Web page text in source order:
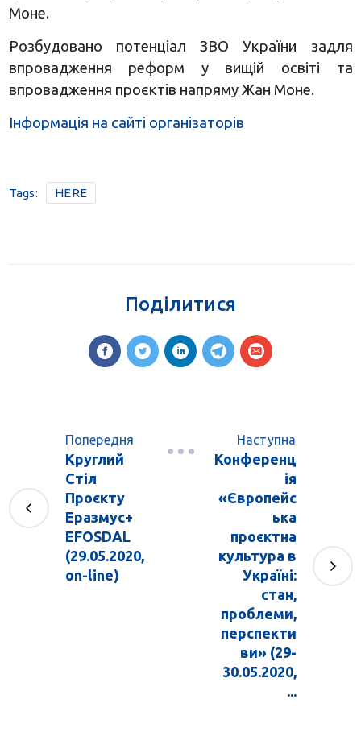
Моне.
Розбудовано потенціал ЗВО України задля
впровадження реформ у вищій освіті та
впровадження проєктів напряму Жан Моне.
Інформація на сайті організаторів
Tags: HERE
Поділитися
Попередня
Круглий
Стіл
Проєкту
Еразмус+
EFOSDAL
(29.05.2020,
on-line)
Наступна
Конференц
ія
«Європейс
ька
проєктна
культура в
Україні:
стан,
проблеми,
перспекти
ви» (29-
30.05.2020,
...